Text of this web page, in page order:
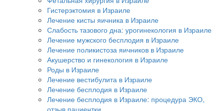
Гистерэктомия в Израиле
Лечение кисты яичника в Израиле
Слабость тазового дна: урогинекология в Израиле
Лечение мужского бесплодия в Израиле
Лечение поликистоза яичников в Израиле
Акушерство и гинекология в Израиле
Роды в Израиле
Лечение вестибулита в Израиле
Лечение бесплодия в Израиле
Лечение бесплодия в Израиле: процедура ЭКО,
отзыв пациентки